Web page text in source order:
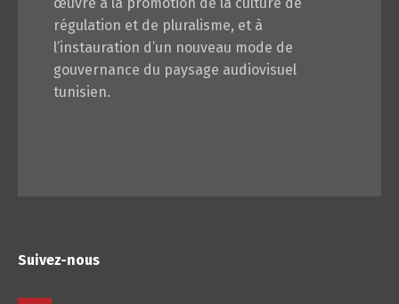
régulation et de pluralisme, et à
l’instauration d’un nouveau mode de
gouvernance du paysage audiovisuel
tunisien.
Suivez-nous